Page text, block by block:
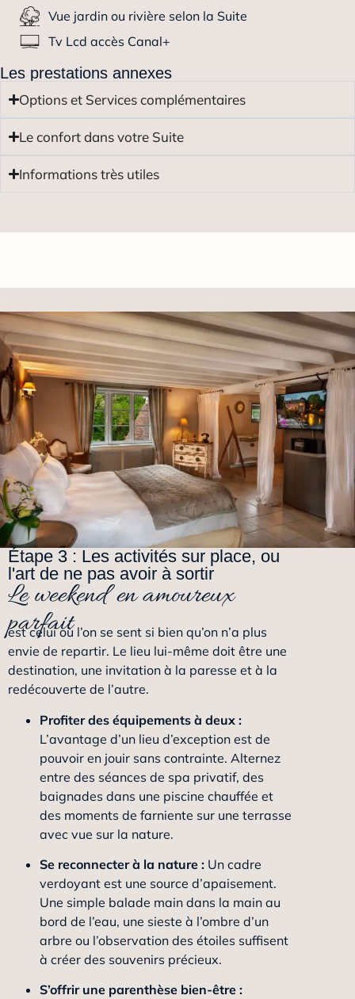
Vue jardin ou rivière selon la Suite
Tv Lcd accès Canal+
Les prestations annexes
Options et Services complémentaires
Le confort dans votre Suite
Informations très utiles
Étape 3 : Les activités sur place, ou
l'art de ne pas avoir à sortir
Le weekend en amoureux
parfait
est celui où l’on se sent si bien qu’on n’a plus
envie de repartir. Le lieu lui-même doit être une
destination, une invitation à la paresse et à la
redécouverte de l’autre.
Profiter des équipements à deux :
L’avantage d’un lieu d’exception est de
pouvoir en jouir sans contrainte. Alternez
entre des séances de spa privatif, des
baignades dans une piscine chauffée et
des moments de farniente sur une terrasse
avec vue sur la nature.
Se reconnecter à la nature : Un cadre
verdoyant est une source d’apaisement.
Une simple balade main dans la main au
bord de l’eau, une sieste à l’ombre d’un
arbre ou l’observation des étoiles suffisent
à créer des souvenirs précieux.
S’offrir une parenthèse bien-être :